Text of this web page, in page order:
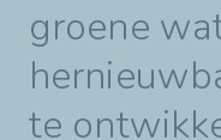
groene
te